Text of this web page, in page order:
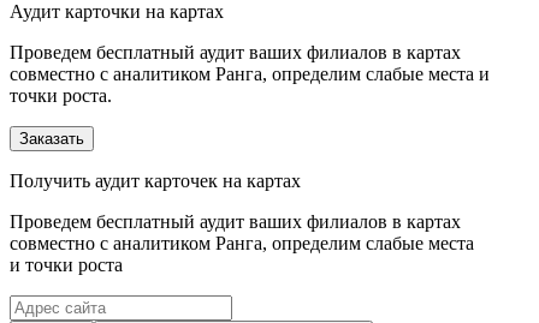
Аудит карточки на картах
Проведем бесплатный аудит ваших филиалов в картах
совместно с аналитиком Ранга, определим слабые места и
точки роста.
Заказать
Получить аудит карточек на картах
Проведем бесплатный аудит ваших филиалов в картах
совместно с аналитиком Ранга, определим слабые места
и точки роста